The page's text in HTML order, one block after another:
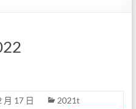
月 17 日
2021t